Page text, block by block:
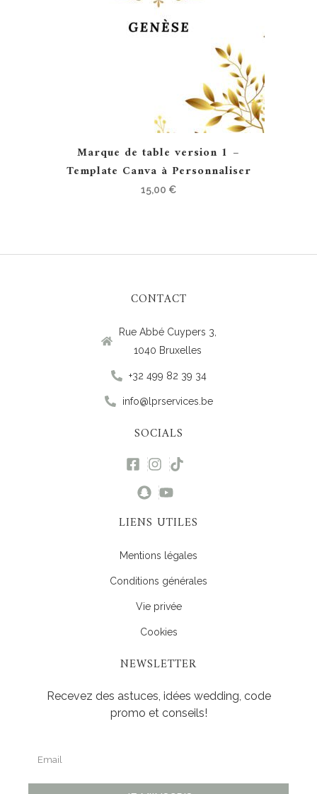
Marque de table version 1 –
Template Canva à Personnaliser
15,00 €
CONTACT
Rue Abbé Cuypers 3,
1040 Bruxelles
+32 499 82 39 34
info@lprservices.be
SOCIALS
LIENS UTILES
Mentions légales
Conditions générales
Vie privée
Cookies
NEWSLETTER
Recevez des astuces, idées wedding, code
promo et conseils!